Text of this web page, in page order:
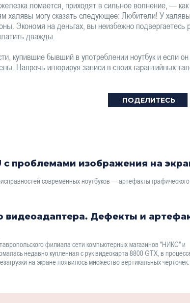
ломается, приходят в сильное волнение, — как
халявы могу сказать следующее: Любители! У
Экономя на деньгах, вы неизбежно подвергаетесь
дважды.
купившие бывший в употреблении ноутбук и если он
Напрочь игнорируя записи в своих гарантийных
ПОДЕЛИТЕСЬ
с проблемами изображения на
современных ноутбуков — артефакты графического
видеоадаптера. Дефекты и
филиала сети компьютерных магазинов "НИКС" и
недавно купленная с рук видеокарта 8800 GTX, в
на экране появилось множество вертикальных черточек.